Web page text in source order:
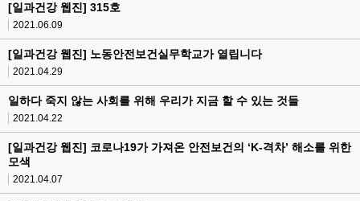
[일과건강 웹진] 315호
2021.06.09
[일과건강 웹진] 노동안전보건실무학교가 열립니다
2021.04.29
일하다 죽지 않는 사회를 위해 우리가 지금 할 수 있는 것들
2021.04.22
[일과건강 웹진] 코로나19가 가져온 안전보건의 ‘K-격차’ 해소를 위한
모색
2021.04.07